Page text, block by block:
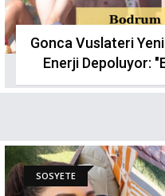
Gonca Vuslateri
Enerji Depoluyor:
SOSYETE